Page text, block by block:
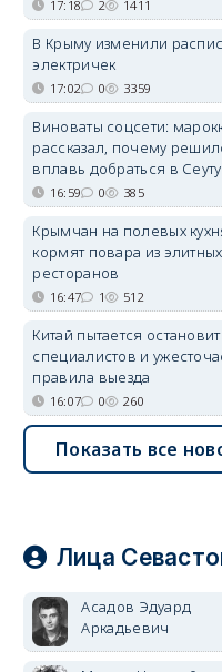
17:18 2 1411
В Крыму изменили
электричек
17:02 0 3359
Виноваты соцсети:
рассказал, почему
вплавь добраться в Сеуту
16:59 0 385
Крымчан на полевых
кормят повара из элитных
ресторанов
16:47 1 512
Китай пытается
специалистов и
правила выезда
16:07 0 260
Показать все
Лица
Асадов Эдуард
Аркадьевич